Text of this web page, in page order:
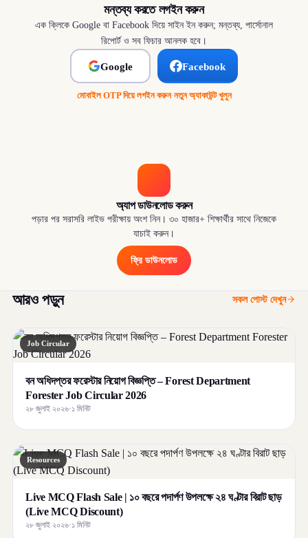
মন্তব্য করতে লগইন করুন
এক ক্লিকে Google বা Facebook দিয়ে সাইন ইন করুন; মন্তব্য, পার্সোনাল
রিপোর্ট ও সব ফিচার আনলক হবে।
Google Facebook
মোবাইল OTP দিয়ে লগইন করুন·নতুন অ্যাকাউন্ট খুলুন
অ্যাপ ডাউনলোড করুন
পড়ার পর সরাসরি লাইভ পরীক্ষায় অংশ নিন। ৩০ হাজার+ শিক্ষার্থীর সাথে নিজেকে
যাচাই করুন।
ফ্রি ডাউনলোড
আরও পড়ুন সকল পোস্ট দেখুন
Job Circular
বন অধিদপ্তর ফরেস্টার নিয়োগ বিজ্ঞপ্তি – Forest Department
Forester Job Circular 2026
২৮ জুলাই ২০২৬·১ মিনিট
Resources
Live MCQ Flash Sale | ১০ বছরে পদার্পণ উপলক্ষে ২৪ ঘণ্টার বিরাট ছাড়
(Live MCQ Discount)
২৮ জুলাই ২০২৬·১ মিনিট